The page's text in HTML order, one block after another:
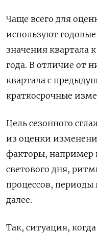
Чаще всего для
используют
значения квартала
года. В отличие от
квартала с
краткосрочные
Цель сезонного
из оценки
факторы, например
светового дня,
процессов, периоды
далее.
Так, ситуация,